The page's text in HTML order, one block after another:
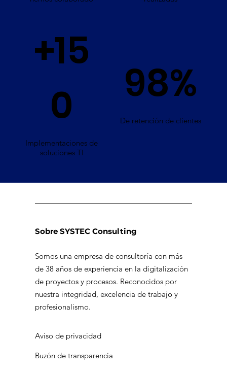
+15
0
Implementaciones de
soluciones TI
98%
De retención de clientes
Sobre SYSTEC Consulting
Somos una empresa de consultoría con más
de 38 años de experiencia en la digitalización
de proyectos y procesos. Reconocidos por
nuestra integridad, excelencia de trabajo y
profesionalismo.
Aviso de privacidad
Buzón de transparencia